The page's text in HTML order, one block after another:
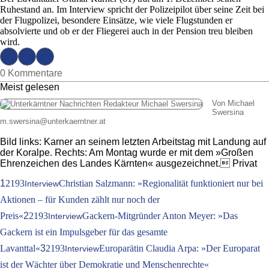
Ruhestand an. Im Interview spricht der Polizeipilot über seine Zeit bei
der Flugpolizei, besondere Einsätze, wie viele Flugstunden er
absolvierte und ob er der Fliegerei auch in der Pension treu bleiben
wird.
0 Kommentare
Meist gelesen
Von Michael
Swersina
m.swersina@unterkaerntner.at
Bild links: Karner an seinem letzten Arbeitstag mit Landung auf
der Koralpe. Rechts: Am Montag wurde er mit dem »Großen
Ehrenzeichen des Landes Kärnten« ausgezeichnet. Privat
12193InterviewChristian Salzmann: »Regionalität funktioniert nur bei
Aktionen – für Kunden zählt nur noch der
Preis«22193InterviewGackern-Mitgründer Anton Meyer: »Das
Gackern ist ein Impulsgeber für das gesamte
Lavanttal«32193InterviewEuroparätin Claudia Arpa: »Der Europarat
ist der Wächter über Demokratie und Menschenrechte«